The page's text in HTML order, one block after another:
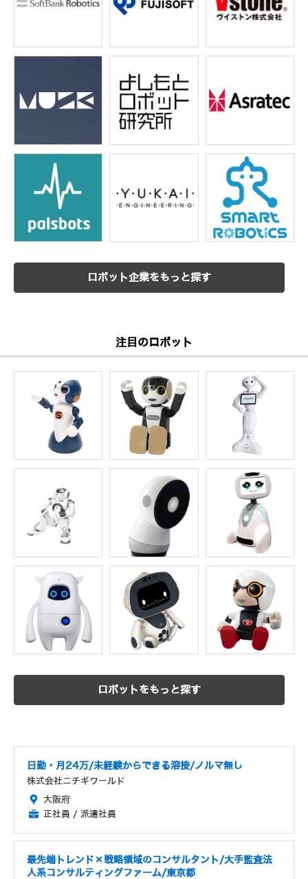
ロボット企業をもっと探す
注目のロボット
ロボットをもっと探す
日勤・月24万/未経験からできる溶接/ノルマ無し
株式会社ニチギワールド
大阪府
正社員 / 派遣社員
最先端トレンド×戦略領域のコンサルタント/大手監査法
人系コンサルティングファーム/東京都